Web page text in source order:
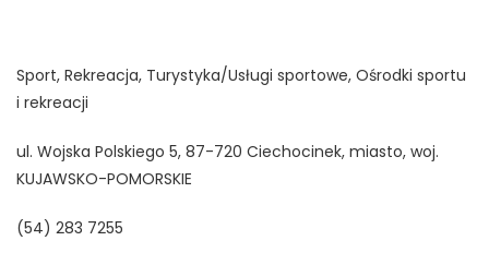
Sport, Rekreacja, Turystyka/Usługi sportowe, Ośrodki sportu
i rekreacji
ul. Wojska Polskiego 5, 87-720 Ciechocinek, miasto, woj.
KUJAWSKO-POMORSKIE
(54) 283 7255